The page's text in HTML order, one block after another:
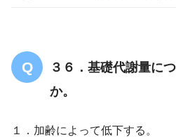
３６．基礎代謝量に
か。
１．加齢によって低下する。